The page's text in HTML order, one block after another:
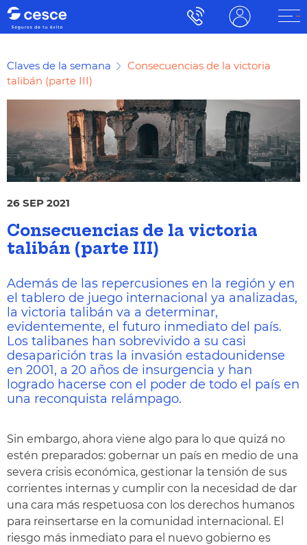
Claves de la semana
Consecuencias de la victoria
talibán (parte III)
26 SEP 2021
Consecuencias de la victoria
talibán (parte III)
Además de las repercusiones en la región y en
el tablero de juego internacional ya analizadas,
la victoria talibán va a determinar,
evidentemente, el futuro inmediato del país.
Los talibanes han sobrevivido a su casi
desaparición tras la invasión estadounidense
en 2001, a 20 años de insurgencia y han
logrado hacerse con el poder de todo el país en
una reconquista relámpago.
Sin embargo, ahora viene algo para lo que quizá no
estén preparados: gobernar un país en medio de una
severa crisis económica, gestionar la tensión de sus
corrientes internas y cumplir con la necesidad de dar
una cara más respetuosa con los derechos humanos
para reinsertarse en la comunidad internacional. El
riesgo más inmediato para el nuevo gobierno es